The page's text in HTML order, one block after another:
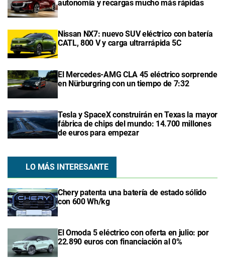
autonomía y recargas mucho más rápidas
Nissan NX7: nuevo SUV eléctrico con batería
CATL, 800 V y carga ultrarrápida 5C
El Mercedes-AMG CLA 45 eléctrico sorprende
en Nürburgring con un tiempo de 7:32
Tesla y SpaceX construirán en Texas la mayor
fábrica de chips del mundo: 14.700 millones
de euros para empezar
LO MÁS INTERESANTE
Chery patenta una batería de estado sólido
con 600 Wh/kg
El Omoda 5 eléctrico con oferta en julio: por
22.890 euros con financiación al 0%